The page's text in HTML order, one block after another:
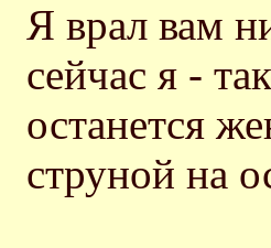
Я врал вам
сейчас я -
останется
струной на